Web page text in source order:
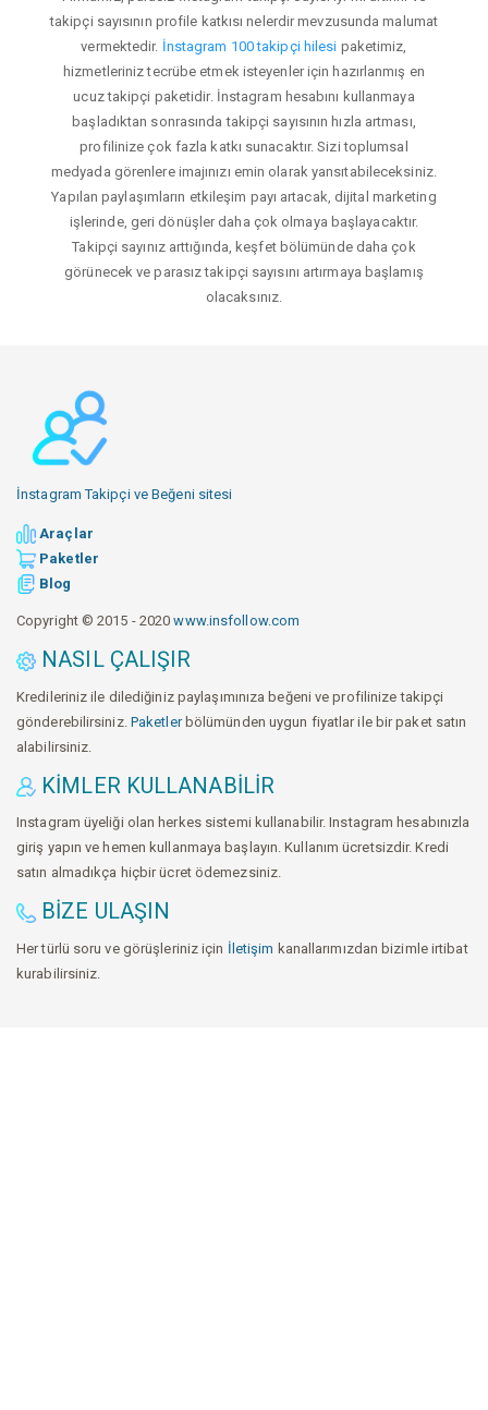
takipçi sayısının profile katkısı nelerdir mevzusunda malumat
vermektedir. İnstagram 100 takipçi hilesi paketimiz,
hizmetleriniz tecrübe etmek isteyenler için hazırlanmış en
ucuz takipçi paketidir. İnstagram hesabını kullanmaya
başladıktan sonrasında takipçi sayısının hızla artması,
profilinize çok fazla katkı sunacaktır. Sizi toplumsal
medyada görenlere imajınızı emin olarak yansıtabileceksiniz.
Yapılan paylaşımların etkileşim payı artacak, dijital marketing
işlerinde, geri dönüşler daha çok olmaya başlayacaktır.
Takipçi sayınız arttığında, keşfet bölümünde daha çok
görünecek ve parasız takipçi sayısını artırmaya başlamış
olacaksınız.
İnstagram Takipçi ve Beğeni sitesi
Araçlar
Paketler
Blog
Copyright © 2015 - 2020www.insfollow.com
NASIL ÇALIŞIR
Kredileriniz ile dilediğiniz paylaşımınıza beğeni ve profilinize takipçi
gönderebilirsiniz. Paketlerbölümünden uygun fiyatlar ile bir paket satın
alabilirsiniz.
KIMLER KULLANABILIR
Instagram üyeliği olan herkes sistemi kullanabilir. Instagram hesabınızla
giriş yapın ve hemen kullanmaya başlayın. Kullanım ücretsizdir. Kredi
satın almadıkça hiçbir ücret ödemezsiniz.
BIZE ULAŞIN
Her türlü soru ve görüşleriniz için İletişim kanallarımızdan bizimle irtibat
kurabilirsiniz.